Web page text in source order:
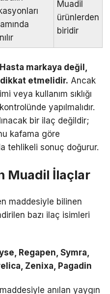
Muadil
ürünlerden
biridir
Hasta markaya değil,
etmelidir. Ancak
veya kullanım sıklığı
yapılmalıdır.
bir ilaç değildir;
kafama göre
tehlikeli sonuç doğurur.
Muadil İlaçlar
maddesiyle bilinen
bazı ilaç isimleri
Regapen, Symra,
Zenixa, Pagadin
anılan yaygın